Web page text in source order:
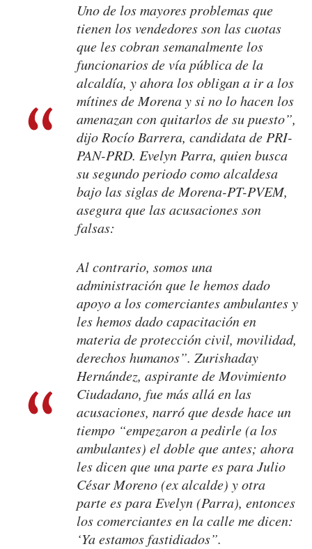
Uno de los mayores problemas que
tienen los vendedores son las cuotas
que les cobran semanalmente los
funcionarios de vía pública de la
alcaldía, y ahora los obligan a ir a los
mítines de Morena y si no lo hacen los
amenazan con quitarlos de su puesto”,
dijo Rocío Barrera, candidata de PRI-
PAN-PRD. Evelyn Parra, quien busca
su segundo periodo como alcaldesa
bajo las siglas de Morena-PT-PVEM,
asegura que las acusaciones son
falsas:
Al contrario, somos una
administración que le hemos dado
apoyo a los comerciantes ambulantes y
les hemos dado capacitación en
materia de protección civil, movilidad,
derechos humanos”. Zurishaday
Hernández, aspirante de Movimiento
Ciudadano, fue más allá en las
acusaciones, narró que desde hace un
tiempo “empezaron a pedirle (a los
ambulantes) el doble que antes; ahora
les dicen que una parte es para Julio
César Moreno (ex alcalde) y otra
parte es para Evelyn (Parra), entonces
los comerciantes en la calle me dicen:
‘Ya estamos fastidiados”.